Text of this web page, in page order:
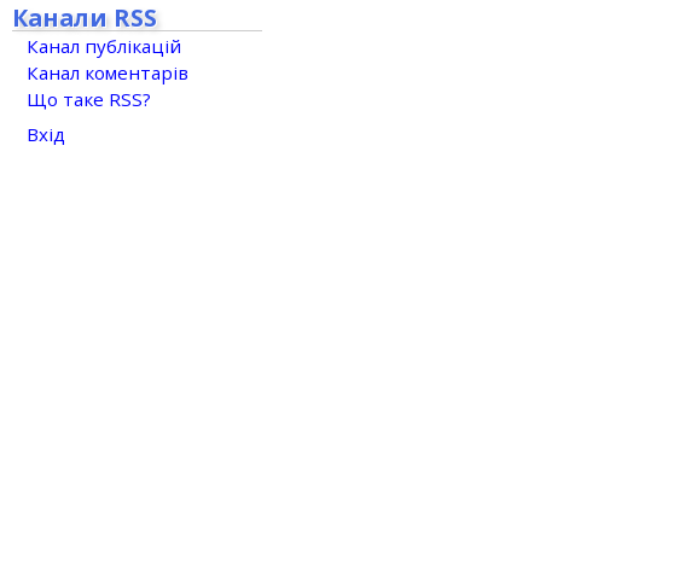
Канали RSS
Канал публікацій
Канал коментарів
Що таке RSS?
Вхід